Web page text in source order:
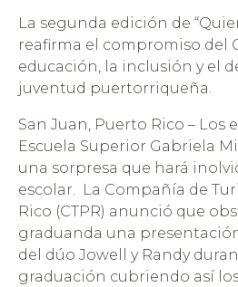
La segunda edición de
reafirma el compromiso del
educación, la inclusión y el
juventud puertorriqueña.
San Juan, Puerto Rico – Los
Escuela Superior Gabriela
una sorpresa que hará
escolar. La Compañía de
Rico (CTPR) anunció que
graduanda una
del dúo Jowell y Randy
graduación cubriendo así